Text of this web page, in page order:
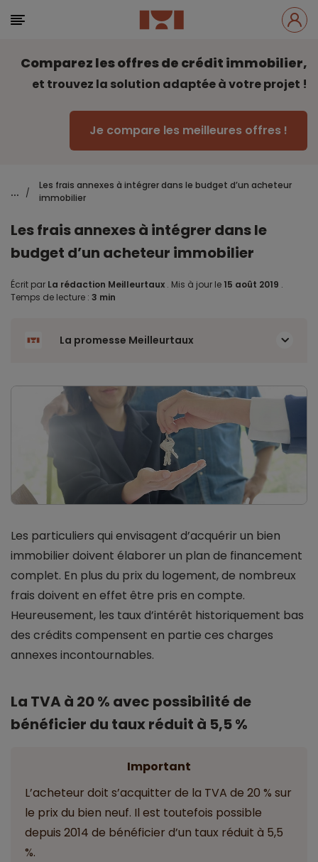
Comparez les offres de crédit immobilier,
et trouvez la solution adaptée à votre projet !
Je compare les meilleures offres !
... /
Les frais annexes à intégrer dans le budget d’un acheteur
immobilier
Les frais annexes à intégrer dans le
budget d’un acheteur immobilier
Écrit par La rédaction Meilleurtaux . Mis à jour le 15 août 2019 .
Temps de lecture : 3 min
La promesse Meilleurtaux
Les particuliers qui envisagent d’acquérir un bien
immobilier doivent élaborer un plan de financement
complet. En plus du prix du logement, de nombreux
frais doivent en effet être pris en compte.
Heureusement, les taux d’intérêt historiquement bas
des crédits compensent en partie ces charges
annexes incontournables.
La TVA à 20 % avec possibilité de
bénéficier du taux réduit à 5,5 %
Important
L’acheteur doit s’acquitter de la TVA de 20 % sur
le prix du bien neuf. Il est toutefois possible
depuis 2014 de bénéficier d’un taux réduit à 5,5
%.